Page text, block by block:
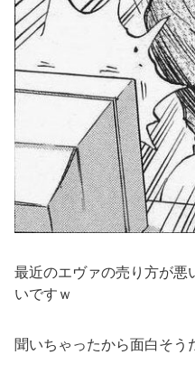
最近のエヴァの売り方が悪
いですｗ
聞いちゃったから面白そう